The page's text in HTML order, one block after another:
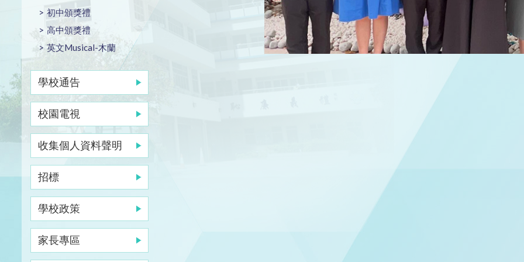
初中頒獎禮
高中頒獎禮
英文Musical-木蘭
學校通告
校園電視
收集個人資料聲明
招標
學校政策
家長專區